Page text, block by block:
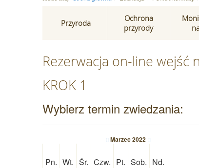
Przyroda
Ochrona
przyrody
Rezerwacja on-line wejść
KROK 1
Wybierz termin zwiedzania:
Marzec 2022
Pn. Wt. Śr. Czw. Pt. Sob. Nd.